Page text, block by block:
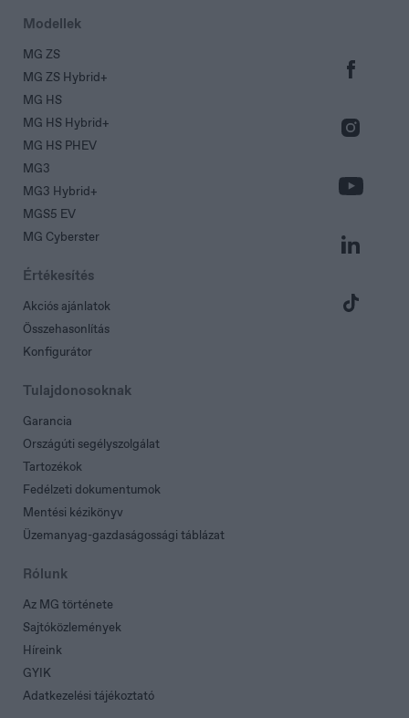
Slovenščina
Modellek
MG ZS
MG ZS Hybrid+
MG HS
MG HS Hybrid+
MG HS PHEV
MG3
MG3 Hybrid+
MGS5 EV
MG Cyberster
Értékesítés
Akciós ajánlatok
Összehasonlítás
Konfigurátor
Tulajdonosoknak
Garancia
Országúti segélyszolgálat
Tartozékok
Fedélzeti dokumentumok
Mentési kézikönyv
Üzemanyag-gazdaságossági táblázat
Rólunk
Az MG története
Sajtóközlemények
Híreink
GYIK
Adatkezelési tájékoztató